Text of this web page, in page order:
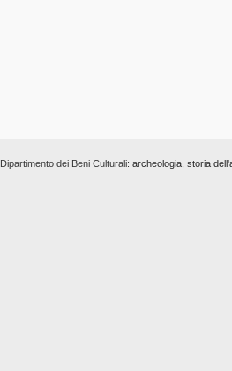
Dipartimento dei Beni Culturali: archeologia, storia